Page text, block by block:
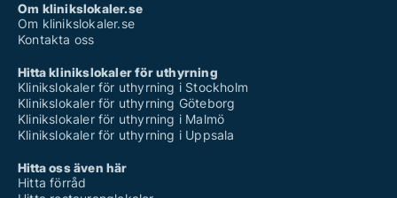
Om klinikslokaler.se
Om klinikslokaler.se
Kontakta oss
Hitta klinikslokaler för uthyrning
Klinikslokaler för uthyrning i Stockholm
Klinikslokaler för uthyrning Göteborg
Klinikslokaler för uthyrning i Malmö
Klinikslokaler för uthyrning i Uppsala
Hitta oss även här
Hitta förråd